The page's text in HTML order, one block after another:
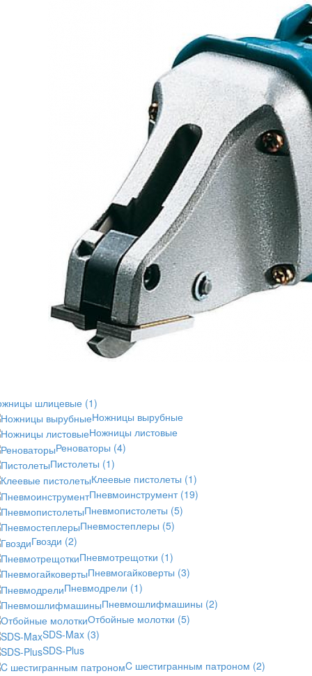
шлицевые (1)
Ножницы вырубные
Ножницы листовые
Реноваторы (4)
Пистолеты (1)
Клеевые пистолеты (1)
Пневмоинструмент (19)
Пневмопистолеты (5)
Пневмостеплеры (5)
Гвозди (2)
Пневмотрещотки (1)
Пневмогайковерты (3)
Пневмодрели (1)
Пневмошлифмашины (2)
Отбойные молотки (5)
SDS-Max (3)
SDS-Plus
C шестигранным патроном (2)